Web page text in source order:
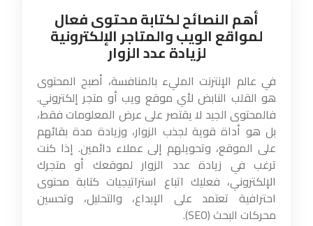
أهم النصائح لكتابة محتوى فعال
لمواقع الويب والمتاجر الإلكترونية
لزيادة عدد الزوار
في عالم الإنترنت المليء بالمنافسة، أصبح المحتوى
هو القلب النابض لأي موقع ويب أو متجر إلكتروني.
فالمحتوى الجيد لا يقتصر على عرض المعلومات فقط،
بل هو أداة قوية لجذب الزوار، وزيادة مدة بقائهم
على الموقع، وتحويلهم إلى عملاء دائمين. إذا كنت
ترغب في زيادة عدد الزوار لموقعك أو متجرك
الإلكتروني، فعليك اتباع استراتيجيات كتابة محتوى
احترافية تعتمد على الإبداع، والتحليل، وتحسين
محركات البحث (SEO).